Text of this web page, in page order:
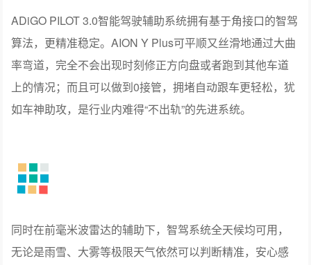
ADiGO PILOT 3.0智能驾驶辅助系统拥有基于角接口的智驾
算法，更精准稳定。AION Y Plus可平顺又丝滑地通过大曲
率弯道，完全不会出现时刻修正方向盘或者跑到其他车道
上的情况；而且可以做到0接管，拥堵自动跟车更轻松，犹
如车神助攻，是行业内难得“不出轨”的先进系统。
同时在前毫米波雷达的辅助下，智驾系统全天候均可用，
无论是雨雪、大雾等极限天气依然可以判断精准，安心感